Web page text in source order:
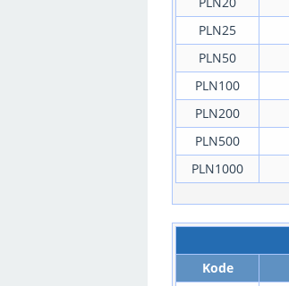
PLN25
PLN50
PLN100
PLN200
PLN500
PLN1000
Kode